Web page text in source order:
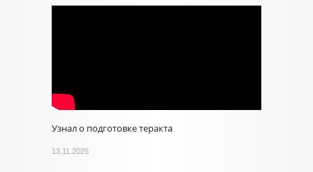
Узнал о подготовке теракта
13.11.2025